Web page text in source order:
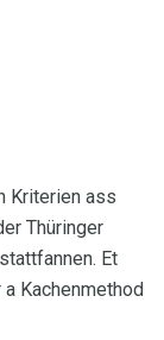
Kriterien ass
Thüringer
Et
Kachenmethod